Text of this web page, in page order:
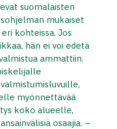
suomalaisten
mukaiset
kohteissa. Jos
hän ei voi edetä
ammattiin.
myönnettävää
koko alueelle,
osaajia. –